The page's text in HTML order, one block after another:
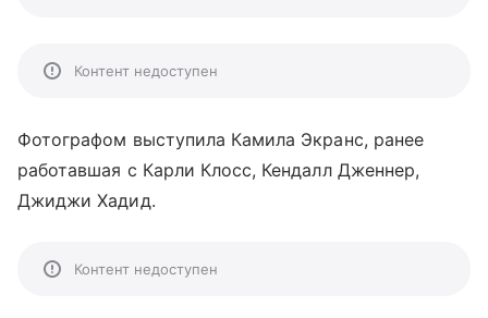
Контент недоступен
Фотографом выступила Камила Экранс, ранее
работавшая с Карли Клосс, Кендалл Дженнер,
Джиджи Хадид.
Контент недоступен